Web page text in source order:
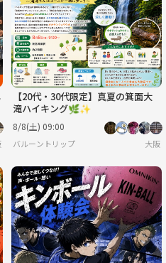
ろうサークル
【20代・30代限定】真夏の箕面大
滝ハイキング🌿✨
8/8(土) 09:00
バルーントリップ 大阪